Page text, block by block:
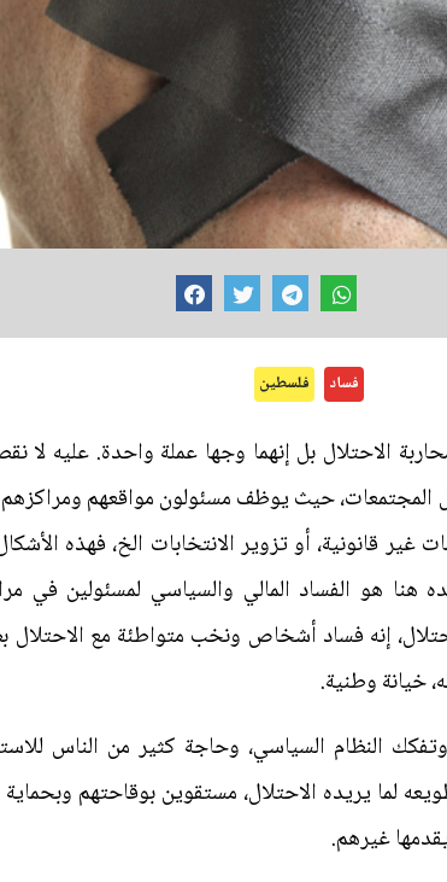
فساد فلسطين
الاحتلال بل إنهما وجها عملة واحدة. عليه لا
المجتمعات، حيث يوظف مسئولون مواقعهم
غير قانونية، أو تزوير الانتخابات الخ، فهذه
هنا هو الفساد المالي والسياسي لمسئولين
إنه فساد أشخاص ونخب متواطئة مع الاحتلال
خيانة وطنية.
النظام السياسي، وحاجة كثير من الناس
لما يريده الاحتلال، مستقوين بوقاحتهم
غيرهم.